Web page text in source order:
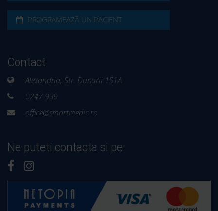
PROGRAMEAZĂ UN PACIENT
Contact
Alexandria, Str. Dunarii 151A
0247 939
office@smartmedic.ro
Ne puteti contacta si pe: